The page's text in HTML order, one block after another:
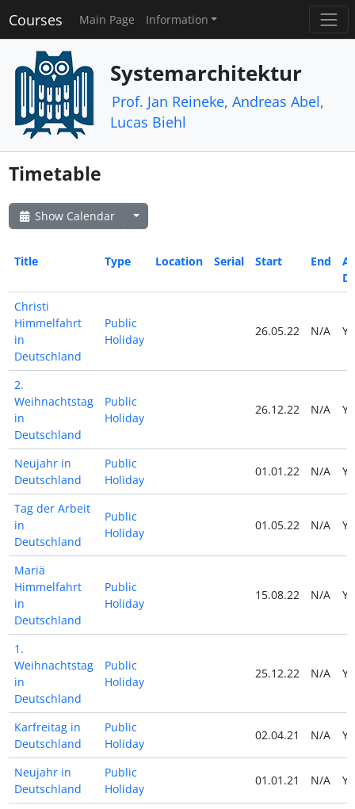
Courses Main Page Information
Systemarchitektur
Prof. Jan Reineke, Andreas Abel,
Lucas Biehl
Timetable
Show Calendar
Title Type Location Serial Start End
Christi
Himmelfahrt
in
Deutschland
Public
Holiday
26.05.22 N/A
2.
Weihnachtstag
in
Deutschland
Public
Holiday
26.12.22 N/A
Neujahr in
Deutschland
Public
Holiday
01.01.22 N/A
Tag der Arbeit
in
Deutschland
Public
Holiday
01.05.22 N/A
Mariä
Himmelfahrt
in
Deutschland
Public
Holiday
15.08.22 N/A
1.
Weihnachtstag
in
Deutschland
Public
Holiday
25.12.22 N/A
Karfreitag in
Deutschland
Public
Holiday
02.04.21 N/A
Neujahr in
Deutschland
Public
Holiday
01.01.21 N/A